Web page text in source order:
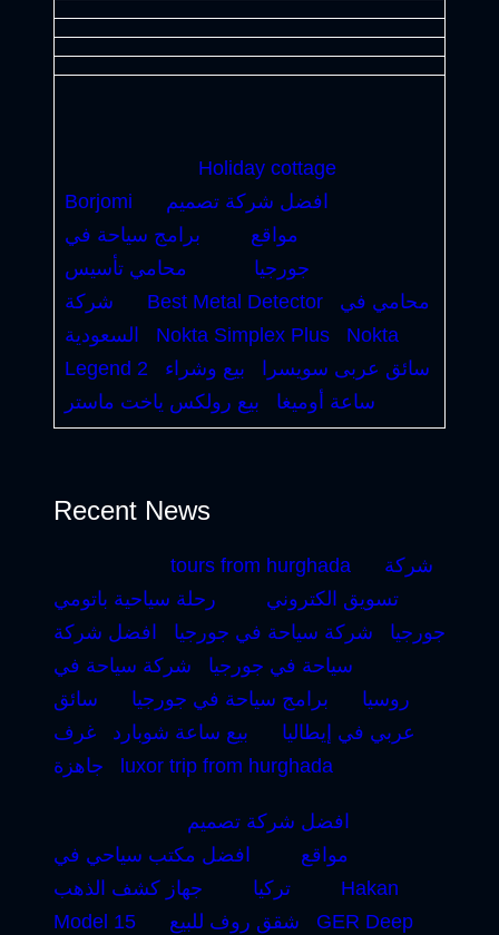
Holiday cottage
Borjomi
افضل شركة تصميم
مواقع
برامج سياحة في
جورجيا
محامي تأسيس
شركة
Best Metal Detector
محامي في
السعودية
Nokta Simplex Plus
Nokta
Legend 2
سائق عربى سويسرا
بيع وشراء
ساعة أوميغا
بيع رولكس ياخت ماستر
Recent News
tours from hurghada
شركة
تسويق الكتروني
رحلة سياحية باتومي
جورجيا
شركة سياحة في جورجيا
افضل شركة
سياحة في جورجيا
شركة سياحة في
روسيا
برامج سياحة في جورجيا
سائق
عربي في إيطاليا
بيع ساعة شوبارد
غرف
جاهزة
luxor trip from hurghada
افضل شركة تصميم
مواقع
افضل مكتب سياحي في
تركيا
جهاز كشف الذهب
Hakan
Model 15
شقق روف للبيع GER Deep